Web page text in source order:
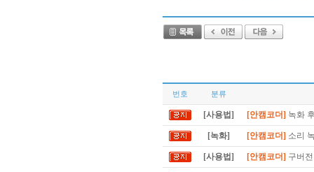
번호 분류
[사용법] [안캠코더] 녹화
[녹화] [안캠코더] 소리
[사용법] [안캠코더] 구버